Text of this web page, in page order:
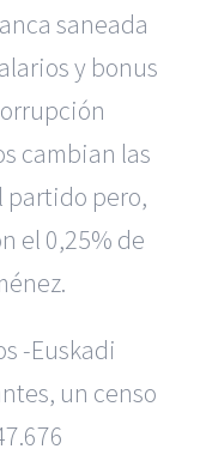
saneada
y bonus
cambian las
partido pero,
el 0,25% de
-Euskadi
un censo